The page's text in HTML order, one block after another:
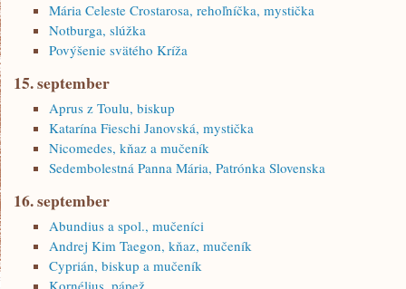
Mária Celeste Crostarosa, rehoľníčka, mystička
Notburga, slúžka
Povýšenie svätého Kríža
15. september
Aprus z Toulu, biskup
Katarína Fieschi Janovská, mystička
Nicomedes, kňaz a mučeník
Sedembolestná Panna Mária, Patrónka Slovenska
16. september
Abundius a spol., mučeníci
Andrej Kim Taegon, kňaz, mučeník
Cyprián, biskup a mučeník
Kornélius, pápež